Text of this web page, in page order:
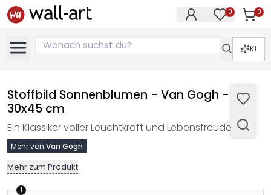
0 0
KI
Stoffbild Sonnenblumen - Van Gogh -
30x45 cm
Ein Klassiker voller Leuchtkraft und Lebensfreude.
Mehr von Van Gogh
Mehr zum Produkt
1